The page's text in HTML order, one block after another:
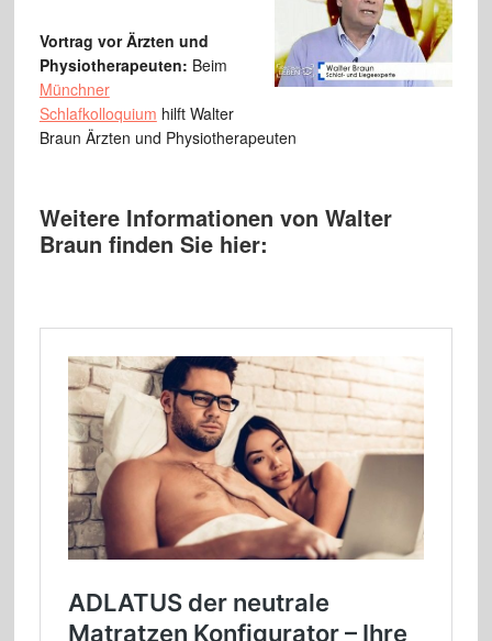
Vortrag vor Ärzten und
Physiotherapeuten: Beim
Münchner
Schlafkolloquium hilft Walter
Braun Ärzten und Physiotherapeuten
Weitere Informationen von Walter
Braun finden Sie hier: